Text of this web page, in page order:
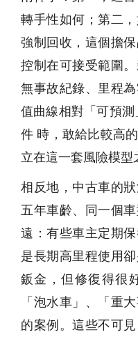
轉手性如何；第二
強制回收，這個擔
控制在可接受範圍
無事故紀錄、里程
值曲線相對「可預
件 時，敢給比較高
立在這一套風險模型
相反地，中古車的
五年車齡、同一個
遠：有些車主定期
是長期高里程使用
鈑金，但修復得很
「泡水車」、「重
的案例。這些不可